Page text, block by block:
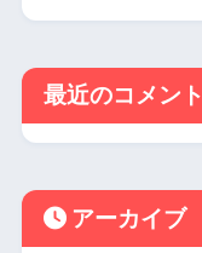
最近のコメント
アーカイブ